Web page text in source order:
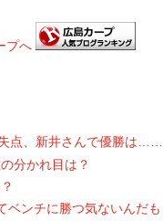
点、新井さんで優勝は……
分かれ目は？
ベンチに勝つ気ないんだも